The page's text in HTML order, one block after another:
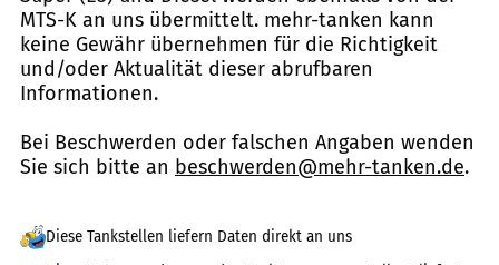
MTS-K an uns übermittelt. mehr-tanken kann
keine Gewähr übernehmen für die Richtigkeit
und/oder Aktualität dieser abrufbaren
Informationen.
Bei Beschwerden oder falschen Angaben wenden
Sie sich bitte an beschwerden@mehr-tanken.de.
Diese Tankstellen liefern Daten direkt an uns